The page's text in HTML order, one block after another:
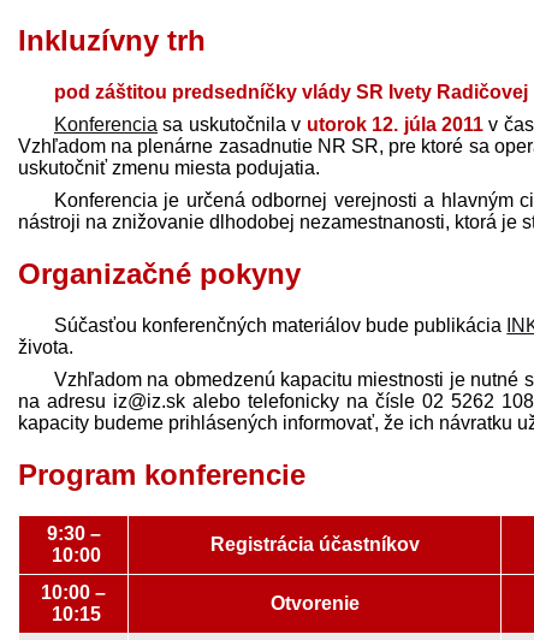
Inkluzívny trh
pod záštitou pred­sedníčky vlády SR Ivety Radičovej
Konferencia sa uskutočnila v utorok 12. júla 2011 v
Vzhľadom na plenárne zasadnutie NR SR, pre ktoré sa
uskutočniť zmenu miesta podujatia.
Konferencia je určená odbornej verejnosti a hlavným
nástroji na znižovanie dlhodobej nezamestnanosti, ktorá je
Organizačné pokyny
Súčasťou konferenčných materiálov bude publikácia
života.
Vzhľadom na obmedzenú kapacitu miestnosti je nutné
na adresu iz@iz.sk alebo telefonicky na čísle 02 5262
kapacity budeme prihlásených informovať, že ich návratku
Program konferencie
9:30 –
10:00
Registrácia účastníkov
10:00 –
10:15
Otvorenie